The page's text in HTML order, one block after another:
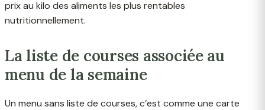
prix au kilo des aliments les plus rentables
nutritionnellement.
La liste de courses associée au
menu de la semaine
Un menu sans liste de courses, c’est comme une carte